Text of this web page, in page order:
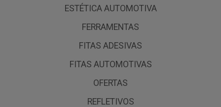
ESTÉTICA AUTOMOTIVA
FERRAMENTAS
FITAS ADESIVAS
FITAS AUTOMOTIVAS
OFERTAS
REFLETIVOS